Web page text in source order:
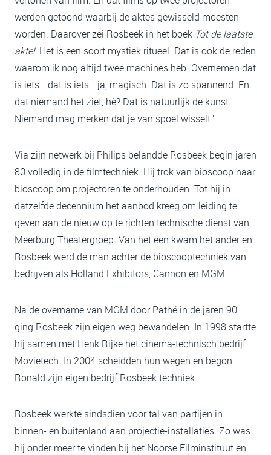
werden getoond waarbij de aktes gewisseld moesten
worden. Daarover zei Rosbeek in het boek Tot de laatste
akte!: Het is een soort mystiek ritueel. Dat is ook de reden
waarom ik nog altijd twee machines heb. Overnemen dat
is iets… dat is iets… ja, magisch. Dat is zo spannend. En
dat niemand het ziet, hè? Dat is natuurlijk de kunst.
Niemand mag merken dat je van spoel wisselt.’
Via zijn netwerk bij Philips belandde Rosbeek begin jaren
80 volledig in de filmtechniek. Hij trok van bioscoop naar
bioscoop om projectoren te onderhouden. Tot hij in
datzelfde decennium het aanbod kreeg om leiding te
geven aan de nieuw op te richten technische dienst van
Meerburg Theatergroep. Van het een kwam het ander en
Rosbeek werd de man achter de bioscooptechniek van
bedrijven als Holland Exhibitors, Cannon en MGM.
Na de overname van MGM door Pathé in de jaren 90
ging Rosbeek zijn eigen weg bewandelen. In 1998 startte
hij samen met Henk Rijke het cinema-technisch bedrijf
Movietech. In 2004 scheidden hun wegen en begon
Ronald zijn eigen bedrijf Rosbeek techniek.
Rosbeek werkte sindsdien voor tal van partijen in
binnen- en buitenland aan projectie-installaties. Zo was
hij onder meer te vinden bij het Noorse Filminstituut en